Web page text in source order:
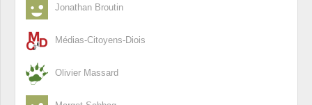
Jonathan Broutin
Médias-Citoyens-Diois
Olivier Massard